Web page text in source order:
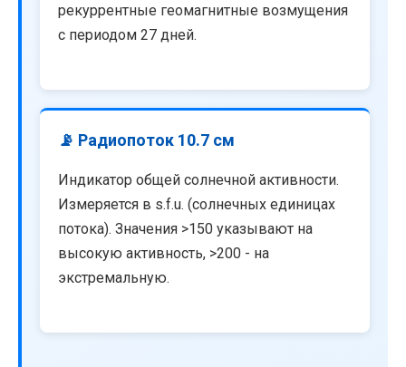
рекуррентные геомагнитные возмущения
с периодом 27 дней.
📡 Радиопоток 10.7 см
Индикатор общей солнечной активности.
Измеряется в s.f.u. (солнечных единицах
потока). Значения >150 указывают на
высокую активность, >200 - на
экстремальную.